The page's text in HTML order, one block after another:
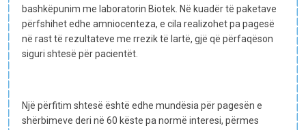
bashkëpunim me laboratorin Biotek. Në kuadër të paketave
përfshihet edhe amniocenteza, e cila realizohet pa pagesë
në rast të rezultateve me rrezik të lartë, gjë që përfaqëson
siguri shtesë për pacientët.
Një përfitim shtesë është edhe mundësia për pagesën e
shërbimeve deri në 60 këste pa normë interesi, përmes